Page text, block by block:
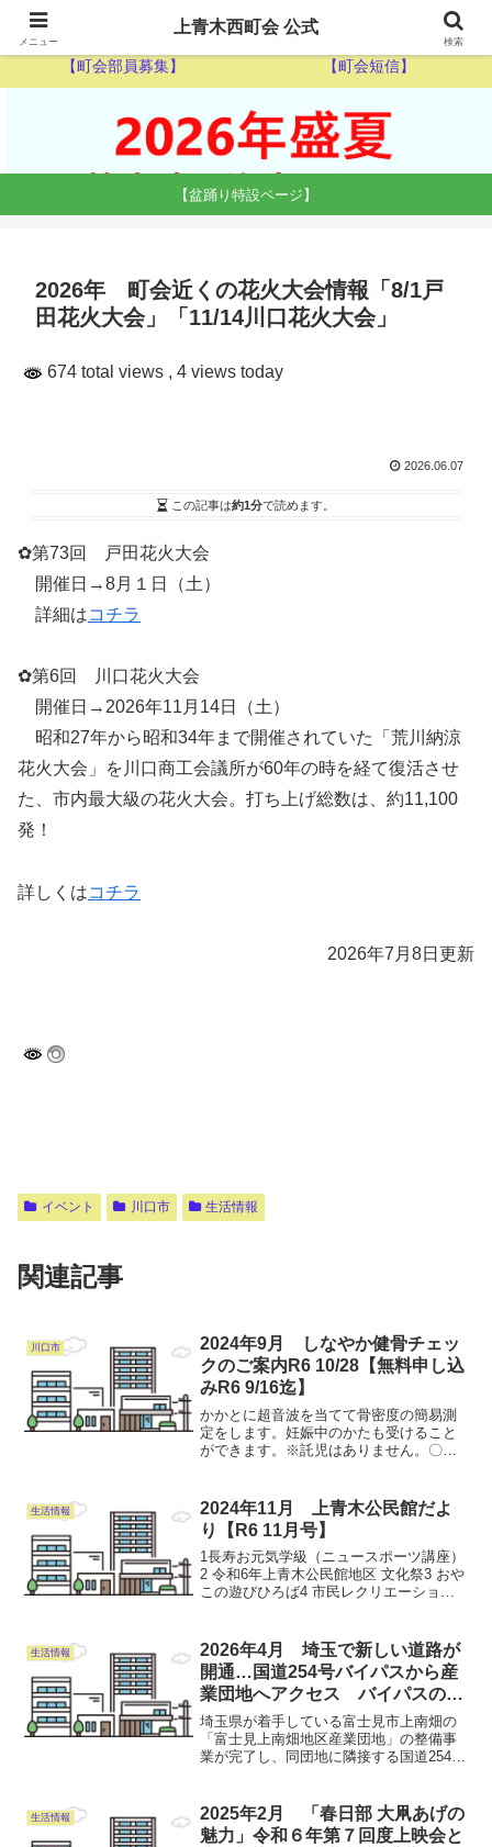
【ゴミ収集カレンダー】 【休日当番医】
【町会部員募集】 【町会短信】
【盆踊り特設ページ】
2026年 町会近くの花火大会情報「8/1戸
田花火大会」「11/14川口花火大会」
674 total views , 4 views today
2026.06.07
この記事は約1分で読めます。
✿第73回 戸田花火大会
開催日→8月１日（土）
詳細はコチラ
✿第6回 川口花火大会
開催日→2026年11月14日（土）
昭和27年から昭和34年まで開催されていた「荒川納涼
花火大会」を川口商工会議所が60年の時を経て復活させ
た、市内最大級の花火大会。打ち上げ総数は、約11,100
発！
詳しくはコチラ
2026年7月8日更新
イベント 川口市 生活情報
関連記事
川口市
2024年9月 しなやか健骨チェッ
クのご案内R6 10/28【無料申し込
みR6 9/16迄】
かかとに超音波を当てて骨密度の簡易測
定をします。妊娠中のかたも受けること
ができます。※託児はありません。〇日
ち1時間程度 ※時間は参加
者に後...
生活情報
2024年11月 上青木公民館だよ
り【R6 11月号】
1長寿お元気学級（ニュースポーツ講座）
2 令和6年上青木公民館地区 文化祭3 おや
この遊びひろば4 市民レクリエーション
民館からのお願い上青木公民館だより11
号...
生活情報
2026年4月 埼玉で新しい道路が
開通…国道254号バイパスから産
業団地へアクセス バイパスの向
かい側に大型商業施設「ららぽー
と富士見」、関越道などのインタ
ーチェンジにも近く利便性が高く
埼玉県が着手している富士見市上南畑の
「富士見上南畑地区産業団地」の整備事
業が完了し、同団地に隣接する国道254号
た信号機の点灯式が3月26日、同団地で開
かれた。 同団...
生活情報
2025年2月 「春日部 大凧あげの
魅力」令和６年第７回度上映会と
メニュー
上青木西町会 公式
検索